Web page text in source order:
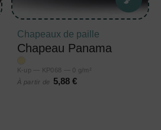
Chapeaux de paille
Chapeau Panama
K-up — KP068 — 0 g/m²
À partir de
5,88 €